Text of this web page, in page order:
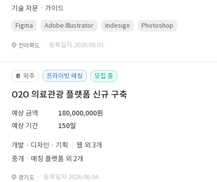
기술 자문ㆍ가이드
Figma Adobe Illustrator Indesign Photoshop
전라북도 · 등록일자 2026.08.03.
📔 외주 프라이빗 매칭 모집 중
O2O 의료관광 플랫폼 신규 구축
예상 금액
180,000,000원
예상 기간
150일
개발 · 디자인 · 기획
웹 외 3개
중개ㆍ매칭 플랫폼 외 2개
경기도 · 등록일자 2026.08.04.